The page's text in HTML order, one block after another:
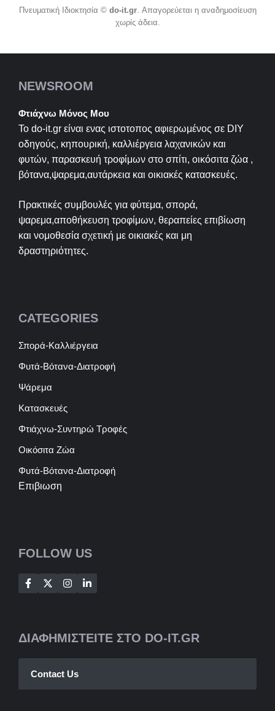
Πνευματική Ιδιοκτησία © do-it.gr. Απαγορεύεται η αναδημοσίευση
χωρίς άδεια.
NEWSROOM
Φτιάχνω Μόνος Μου
Το do-it.gr είναι ενας ιστοτοπος αφιερωμένος σε DIY
οδηγούς, κηπουρική, καλλιέργεια λαχανικών και
φυτών, παρασκευή τροφίμων στο σπίτι, οικόσιτα ζώα ,
βότανα,ψαρεμα,αυτάρκεια και οικιακές κατασκευές.
Πρακτικές συμβουλές για φύτεμα, σπορά,
ψαρεμα,αποθήκευση τροφίμων, θεραπείες επιβίωση
και νομοθεσία σχετική με οικιακές και μη
δραστηριότητες.
CATEGORIES
Σπορά-Καλλιέργεια
Φυτά-Βότανα-Διατροφή
Ψάρεμα
Κατασκευές
Φτιάχνω-Συντηρώ Τροφές
Οικόσιτα Ζώα
Φυτά-Βότανα-Διατροφή
Επιβιωση
FOLLOW US
ΔΙΑΦΗΜΙΣΤΕΙΤΕ ΣΤΟ DO-IT.GR
Contact Us